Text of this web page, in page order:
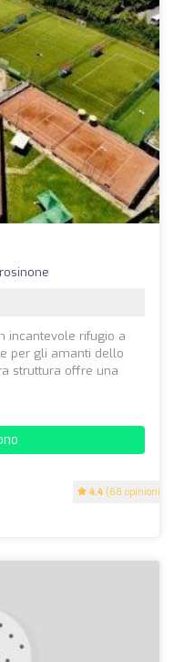
4.4 (68 opinioni)
incantevole rifugio a
per gli amanti dello
struttura offre una